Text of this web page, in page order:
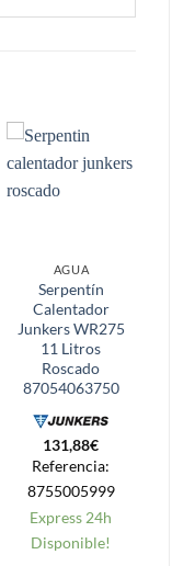
AGUA
Serpentín
Calentador
Junkers WR275
11 Litros
Roscado
87054063750
131,88€
Referencia:
8755005999
Express 24h
Disponible!